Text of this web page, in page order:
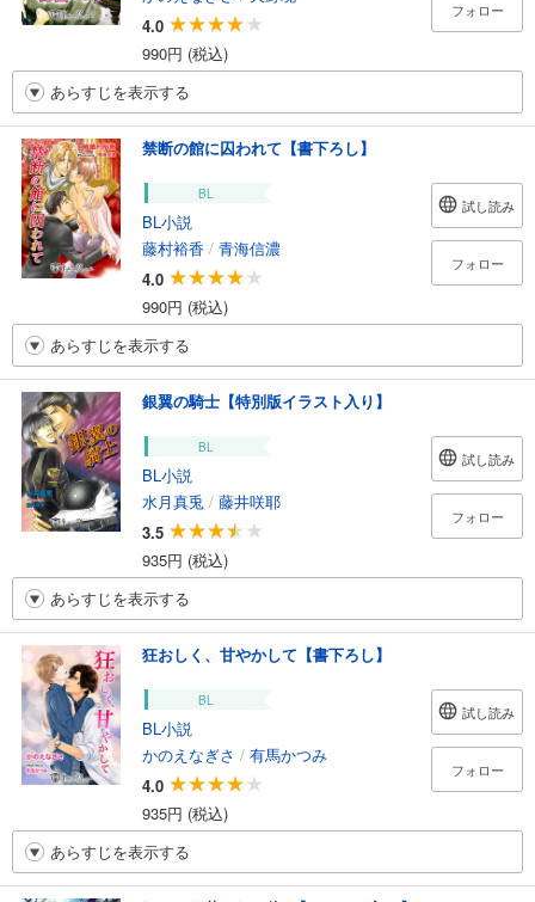
4.0
990円 (税込)
フォロー
あらすじを表示する
禁断の館に囚われて【書下ろし】
BL
BL小説
藤村裕香 / 青海信濃
4.0
990円 (税込)
試し読み
フォロー
あらすじを表示する
銀翼の騎士【特別版イラスト入り】
BL
BL小説
水月真兎 / 藤井咲耶
3.5
935円 (税込)
試し読み
フォロー
あらすじを表示する
狂おしく、甘やかして【書下ろし】
BL
BL小説
かのえなぎさ / 有馬かつみ
4.0
935円 (税込)
試し読み
フォロー
あらすじを表示する